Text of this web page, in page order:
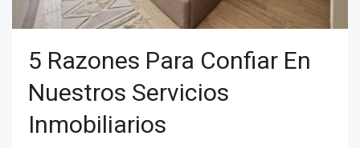
5 Razones Para Confiar En
Nuestros Servicios
Inmobiliarios